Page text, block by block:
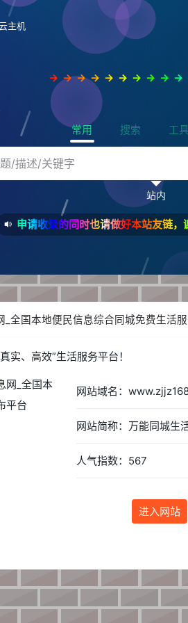
主机
常用 搜索 工具
站内
申请收录的同时也请做好本站友链，
_全国本地便民信息综合同城免费生活
、高效”生活服务平台！
网站域名：
人气指数：567
进入网站